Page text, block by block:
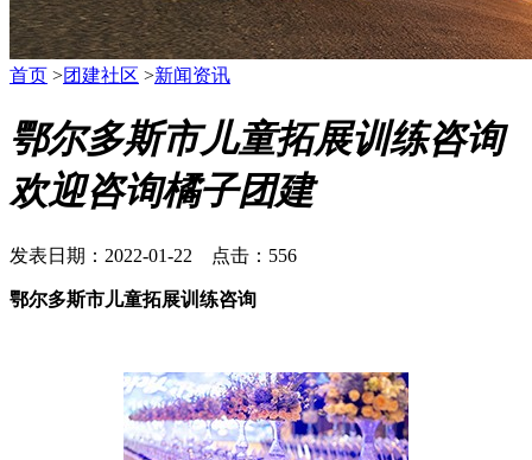
首页 >团建社区 >新闻资讯
鄂尔多斯市儿童拓展训练咨询
欢迎咨询橘子团建
发表日期：2022-01-22 点击：556
鄂尔多斯市儿童拓展训练咨询